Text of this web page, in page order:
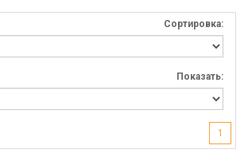
Сортировка:
Показать:
1